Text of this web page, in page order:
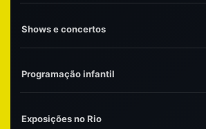
Shows e concertos
Programação infantil
Exposições no Rio